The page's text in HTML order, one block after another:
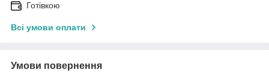
Готівкою
Всі умови оплати
Умови повернення